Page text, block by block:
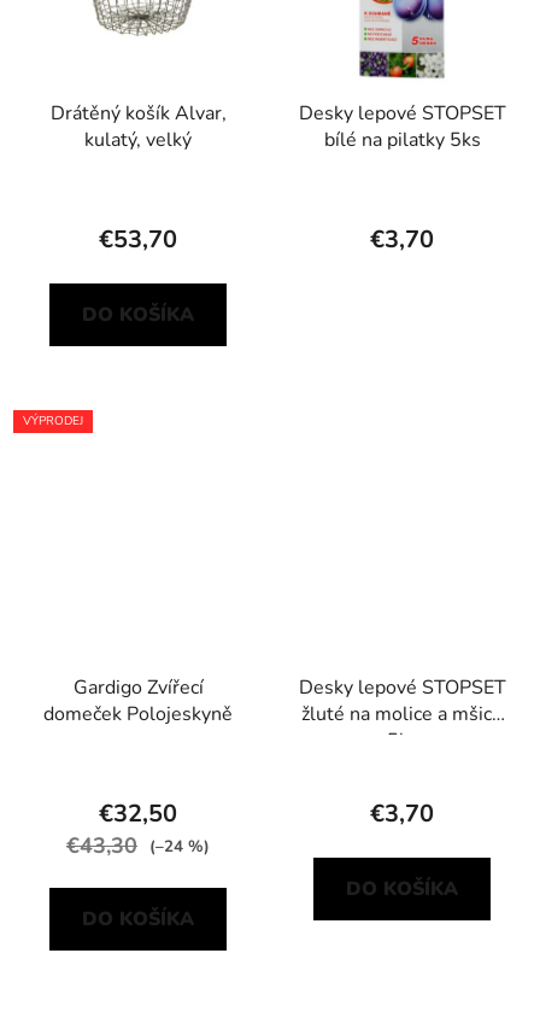
Drátěný košík Alvar,
kulatý, velký
€53,70
DO KOŠÍKA
Desky lepové STOPSET
bílé na pilatky 5ks
€3,70
VÝPRODEJ
Gardigo Zvířecí
domeček Polojeskyně
€32,50
€43,30 (–24 %)
DO KOŠÍKA
Desky lepové STOPSET
žluté na molice a mšice
5ks
€3,70
DO KOŠÍKA